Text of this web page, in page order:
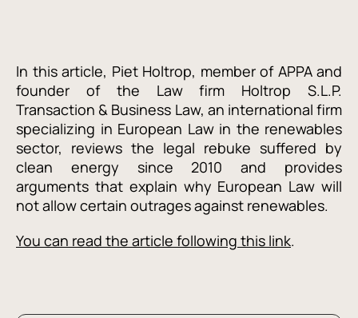
In this article, Piet Holtrop, member of APPA and
founder of the Law firm Holtrop S.L.P.
Transaction & Business Law, an international firm
specializing in European Law in the renewables
sector, reviews the legal rebuke suffered by
clean energy since 2010 and provides
arguments that explain why European Law will
not allow certain outrages against renewables.
You can read the article following this link.